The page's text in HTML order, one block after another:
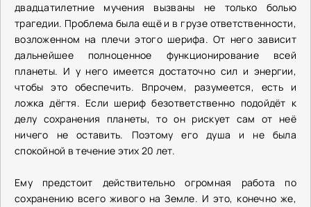
двадцатилетние мучения вызваны не только болью
трагедии. Проблема была ещё и в грузе ответственности,
возложенном на плечи этого шерифа. От него зависит
дальнейшее полноценное функционирование всей
планеты. И у него имеется достаточно сил и энергии,
чтобы это обеспечить. Впрочем, разумеется, есть и
ложка дёгтя. Если шериф безответственно подойдёт к
делу сохранения планеты, то он рискует сам от неё
ничего не оставить. Поэтому его душа и не была
спокойной в течение этих 20 лет.
Ему предстоит действительно огромная работа по
сохранению всего живого на Земле. И это, конечно же,